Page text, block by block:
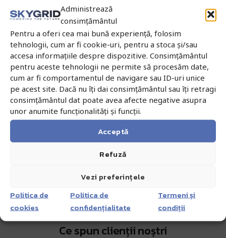
Administrează
consimțământul
Pentru a oferi cea mai bună experiență, folosim
tehnologii, cum ar fi cookie-uri, pentru a stoca și/sau
accesa informațiile despre dispozitive. Consimțământul
pentru aceste tehnologii ne permite să procesăm date,
cum ar fi comportamentul de navigare sau ID-uri unice
pe acest site. Dacă nu îți dai consimțământul sau îți retragi
consimțământul dat poate avea afecte negative asupra
unor anumite funcționalități și funcții.
Acceptă
Refuză
Vezi preferințele
Politica de
cookies
Politica de
confidențialitate
Termeni și
condiții
Consola Incarcare UCH203
520,00lei fără TVA
629,20leicu TVA
Adaugă în coș
Incarcator Leica GKL 311
Sună pentru detalii
Incarcator Leica GKL 341
4.160,00lei fără TVA
Discută cu un expert!
Ai nevoie de ajutor specializat? Echipa noastră de experți
Închiriază echipamentul
Ce spun clienții noștri